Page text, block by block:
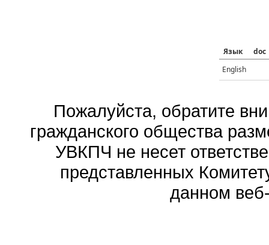
Язык
doc
English
Пожалуйста, обратите
гражданского общества
УВКПЧ не несет
представленных
данном